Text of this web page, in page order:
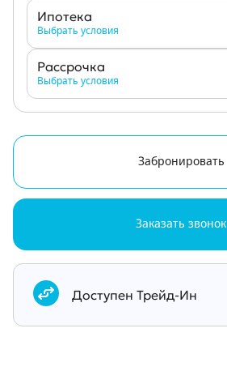
Ипотека
Выбрать условия
Рассрочка
Выбрать условия
Забронировать
Заказать звонок
Документы
Доступен Трейд-Ин